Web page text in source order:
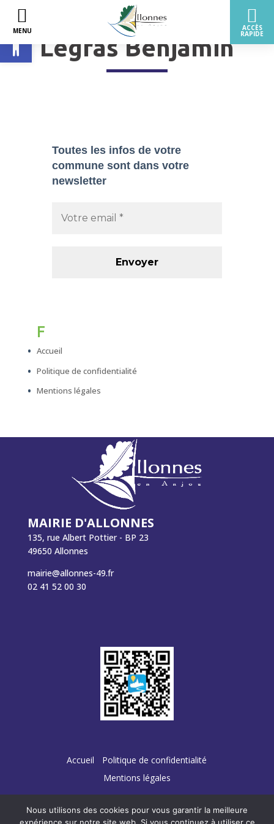
Ouvrir la barre d’outils
Legras Benjamin
Toutes les infos de votre
commune sont dans votre
newsletter
F
Accueil
Politique de confidentialité
Mentions légales
MAIRIE D'ALLONNES
135, rue Albert Pottier - BP 23
49650 Allonnes
mairie@allonnes-49.fr
02 41 52 00 30
Accueil
Politique de confidentialité
Mentions légales
Nous utilisons des cookies pour vous garantir la meilleure